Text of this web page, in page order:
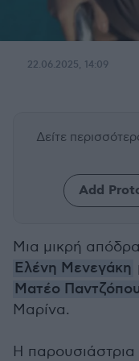
22.06.2025, 14:09
Δείτε
Add
Μια μικρή
Ελένη Μενεγάκη
Ματέο
Μαρίνα.
Η